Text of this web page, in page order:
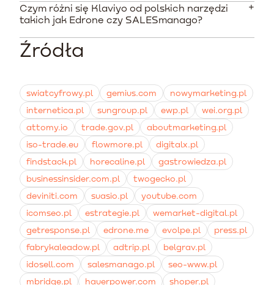
analitycznej.
ponad pięciokrotny zwrot. Wiele firm cateringowych
odnotowuje znaczny wzrost średniej wartości
tygodniach od uruchomienia kampanii.
Na początkowym etapie platforma oferuje bezpłatny
przetestować narzędzie bez ryzyka finansowego.
Koszty rosną wraz z wielkością bazy, ale dobrze
Czym różni się Klaviyo od polskich narzędzi
takich jak Edrone czy SALESmanago?
Narzędzie to wyróżnia się zaawansowanymi funkcjami
rozwiązania często oferują lepsze natywne wsparcie
dla lokalnych sklepów i gotowe integracje z bramkami
SMS działającymi w naszym kraju.
Źródła
swiatcyfrowy.pl gemius.com
nowymarketing.pl
internetica.pl
sungroup.pl ewp.pl
wei.org.pl
attomy.io
trade.gov.pl
aboutmarketing.pl
iso-trade.eu
flowmore.pl
digitalx.pl
findstack.pl
horecaline.pl
gastrowiedza.pl
businessinsider.com.pl
twogecko.pl
deviniti.com
suasio.pl
youtube.com
icomseo.pl
estrategie.pl
wemarket-digital.pl
getresponse.pl
edrone.me evolpe.pl
press.pl
fabrykaleadow.pl
adtrip.pl
belgrav.pl
idosell.com
salesmanago.pl
seo-www.pl
mbridge.pl
hauerpower.com
shoper.pl